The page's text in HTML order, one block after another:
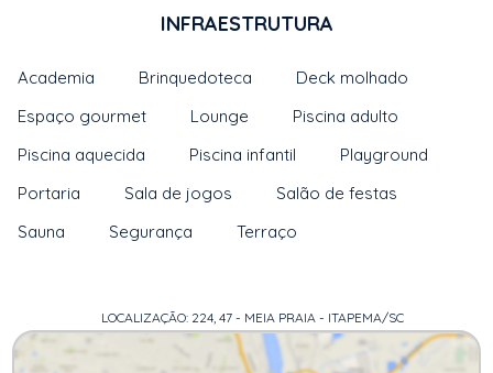
INFRAESTRUTURA
Academia Brinquedoteca
Deck molhado
Espaço gourmet
Lounge
Piscina adulto
Piscina aquecida
Piscina infantil
Playground
Portaria
Sala de jogos
Salão de festas
Sauna
Segurança Terraço
LOCALIZAÇÃO: 224, 47 - MEIA PRAIA - ITAPEMA/SC